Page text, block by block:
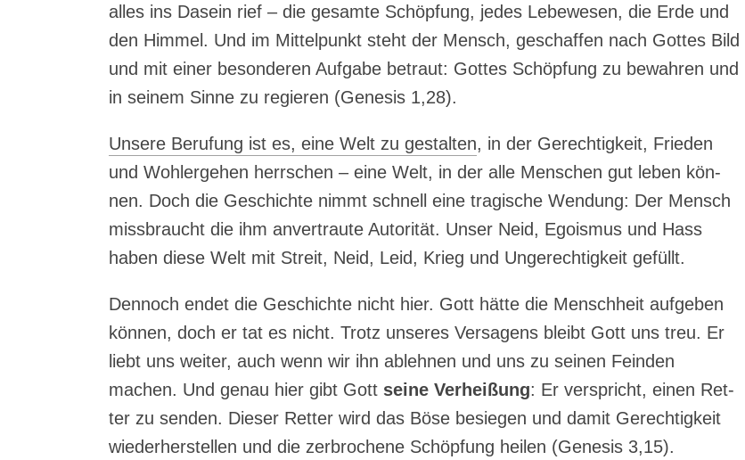
alles ins Dasein rief – die gesam­te Schöp­fung, jedes Lebe­we­sen, die Erde und
den Him­mel. Und im Mit­tel­punkt steht der Mensch, geschaf­fen nach Got­tes Bild
und mit einer beson­de­ren Auf­ga­be betraut: Got­tes Schöp­fung zu bewah­ren und
in sei­nem Sin­ne zu regie­ren (Gene­sis 1,28).
Unse­re Beru­fung ist es, eine Welt zu gestal­ten, in der Gerech­tig­keit, Frie­den
und Wohl­erge­hen herr­schen – eine Welt, in der alle Men­schen gut leben kön­
nen. Doch die Geschich­te nimmt schnell eine tra­gi­sche Wen­dung: Der Mensch
miss­braucht die ihm anver­trau­te Auto­ri­tät. Unser Neid, Ego­is­mus und Hass
haben die­se Welt mit Streit, Neid, Leid, Krieg und Unge­rech­tig­keit gefüllt.
Den­noch endet die Geschich­te nicht hier. Gott hät­te die Mensch­heit auf­ge­ben
kön­nen, doch er tat es nicht. Trotz unse­res Ver­sa­gens bleibt Gott uns treu. Er
liebt uns wei­ter, auch wenn wir ihn ableh­nen und uns zu sei­nen Fein­den
machen. Und genau hier gibt Gott sei­ne Ver­hei­ßung: Er ver­spricht, einen Ret­
ter zu sen­den. Die­ser Ret­ter wird das Böse besie­gen und damit Gerech­tig­keit
wie­der­her­stel­len und die zer­bro­che­ne Schöp­fung hei­len (Gene­sis 3,15).